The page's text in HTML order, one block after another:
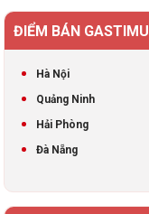
ĐIỂM BÁN
Hà Nội
Quảng Ninh
Hải Phòng
Đà Nẵng